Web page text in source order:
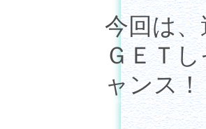
今回は
ＧＥＴ
ャンス！